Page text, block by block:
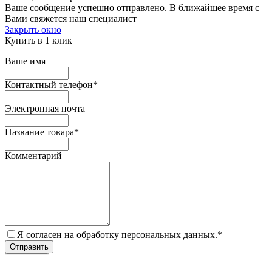
Ваше сообщение успешно отправлено. В ближайшее время с
Вами свяжется наш специалист
Закрыть окно
Купить в 1 клик
Ваше имя
Контактный телефон*
Электронная почта
Название товара*
Комментарий
Я согласен на обработку персональных данных.*